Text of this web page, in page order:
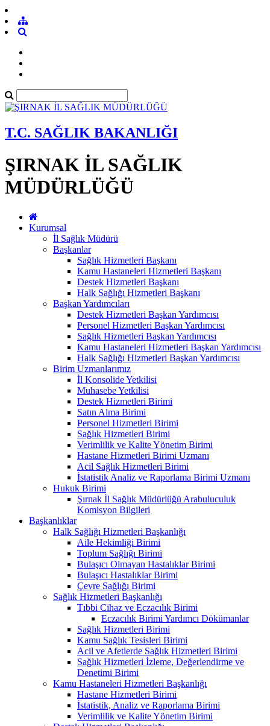
T.C. SAĞLIK BAKANLIĞI
ŞIRNAK İL SAĞLIK
MÜDÜRLÜĞÜ
Kurumsal
İl Sağlık Müdürü
Başkanlar
Sağlık Hizmetleri Başkanı
Kamu Hastaneleri Hizmetleri Başkanı
Destek Hizmetleri Başkanı
Halk Sağlığı Hizmetleri Başkanı
Başkan Yardımcıları
Destek Hizmetleri Başkan Yardımcısı
Personel Hizmetleri Başkan Yardımcısı
Sağlık Hizmetleri Başkan Yardımcısı
Kamu Hastaneleri Hizmetleri Başkan Yardımcısı
Halk Sağlığı Hizmetleri Başkan Yardımcısı
Birim Uzmanlarımız
İl Konsolide Yetkilisi
Muhasebe Yetkilisi
Destek Hizmetleri Birimi
Satın Alma Birimi
Personel Hizmetleri Birimi
Sağlık Hizmetleri Birimi
Verimlilik ve Kalite Yönetim Birimi
Hastane Hizmetleri Birimi Uzmanı
Acil Sağlık Hizmetleri Birimi
İstatistik Analiz ve Raporlama Birimi Uzmanı
Hukuk Birimi
Şırnak İl Sağlık Müdürlüğü Arabuluculuk
Komisyon Bilgileri
Başkanlıklar
Halk Sağlığı Hizmetleri Başkanlığı
Aile Hekimliği Birimi
Toplum Sağlığı Birimi
Bulaşıcı Olmayan Hastalıklar Birimi
Bulaşıcı Hastalıklar Birimi
Çevre Sağlığı Birimi
Sağlık Hizmetleri Başkanlığı
Tıbbi Cihaz ve Eczacılık Birimi
Eczacılık Birimi Yardımcı Dökümanlar
Sağlık Hizmetleri Birimi
Kamu Sağlık Tesisleri Birimi
Acil ve Afetlerde Sağlık Hizmetleri Birimi
Sağlık Hizmetleri İzleme, Değerlendirme ve
Denetimi Birimi
Kamu Hastaneleri Hizmetleri Başkanlığı
Hastane Hizmetleri Birimi
İstatistik, Analiz ve Raporlama Birimi
Verimlilik ve Kalite Yönetim Birimi